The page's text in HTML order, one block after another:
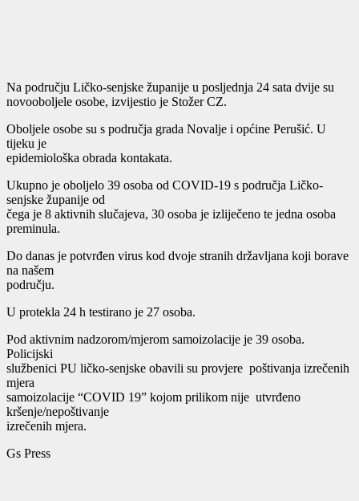
Na području Ličko-senjske županije u posljednja 24 sata dvije su
novooboljele osobe, izvijestio je Stožer CZ.
Oboljele osobe su s područja grada Novalje i općine Perušić. U
tijeku je
epidemiološka obrada kontakata.
Ukupno je oboljelo 39 osoba od COVID-19 s područja Ličko-
senjske županije od
čega je 8 aktivnih slučajeva, 30 osoba je izliječeno te jedna osoba
preminula.
Do danas je potvrđen virus kod dvoje stranih državljana koji borave
na našem
području.
U protekla 24 h testirano je 27 osoba.
Pod aktivnim nadzorom/mjerom samoizolacije je 39 osoba.
Policijski
službenici PU ličko-senjske obavili su provjere poštivanja izrečenih
mjera
samoizolacije “COVID 19” kojom prilikom nije utvrđeno
kršenje/nepoštivanje
izrečenih mjera.
Gs Press